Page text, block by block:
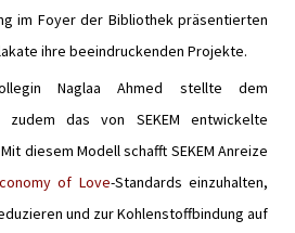
im Foyer der Bibliothek präsentierten
ihre beeindruckenden Projekte.
Naglaa Ahmed stellte dem
zudem das von SEKEM entwickelte
diesem Modell schafft SEKEM Anreize
of Love-Standards einzuhalten,
und zur Kohlenstoffbindung auf